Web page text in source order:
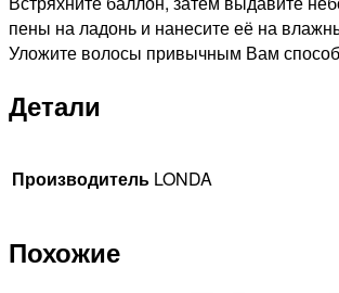
пены на ладонь и нанесите её на
Уложите волосы привычным Вам
Детали
Производитель LONDA
Похожие